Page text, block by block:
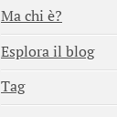
Ma chi è?
Esplora il blog
Tag